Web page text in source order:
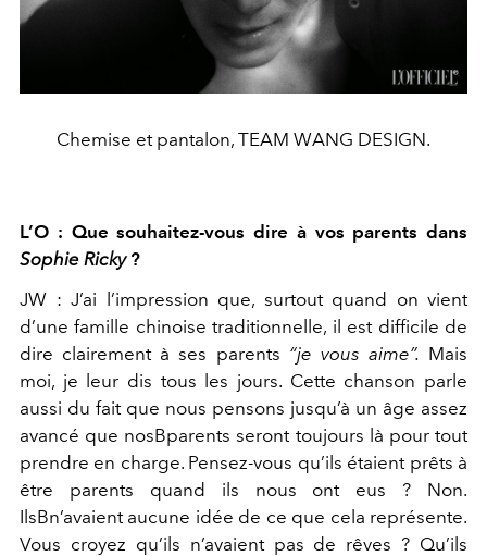
Chemise et pantalon, TEAM WANG DESIGN.
L’O : Que souhaitez-vous dire à vos parents dans
Sophie Ricky?
JW : J’ai l’impression que, surtout quand on vient
d’une famille chinoise traditionnelle, il est difficile de
dire clairement à ses parents “je vous aime”. Mais
moi, je leur dis tous les jours. Cette chanson parle
aussi du fait que nous pensons jusqu’à un âge assez
avancé que nosBparents seront toujours là pour tout
prendre en charge. Pensez-vous qu’ils étaient prêts à
être parents quand ils nous ont eus ? Non.
IlsBn’avaient aucune idée de ce que cela représente.
Vous croyez qu’ils n’avaient pas de rêves ? Qu’ils